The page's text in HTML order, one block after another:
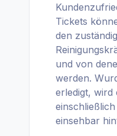
Tickets
den
und von
werden.
erledigt,
einsehbar